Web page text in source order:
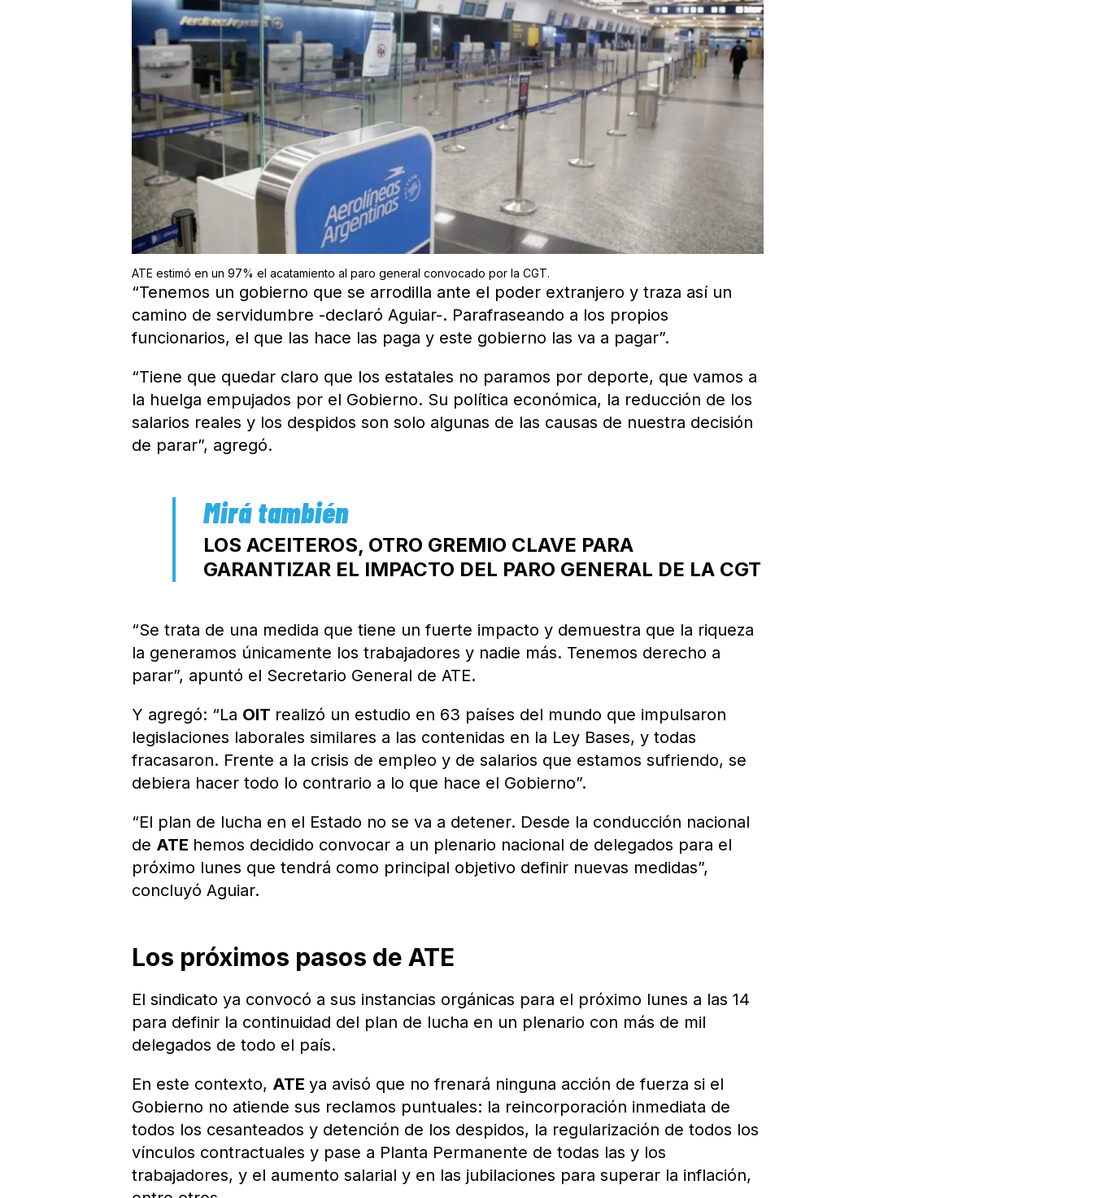
ATE estimó en un 97% el acatamiento al paro general convocado por la CGT.
“Tenemos un gobierno que se arrodilla ante el poder extranjero y traza así un
camino de servidumbre -declaró Aguiar-. Parafraseando a los propios
funcionarios, el que las hace las paga y este gobierno las va a pagar”.
“Tiene que quedar claro que los estatales no paramos por deporte, que vamos a
la huelga empujados por el Gobierno. Su política económica, la reducción de los
salarios reales y los despidos son solo algunas de las causas de nuestra decisión
de parar”, agregó.
LOS ACEITEROS, OTRO GREMIO CLAVE PARA
GARANTIZAR EL IMPACTO DEL PARO GENERAL DE LA CGT
“Se trata de una medida que tiene un fuerte impacto y demuestra que la riqueza
la generamos únicamente los trabajadores y nadie más. Tenemos derecho a
parar”, apuntó el Secretario General de ATE.
Y agregó: “La OIT realizó un estudio en 63 países del mundo que impulsaron
legislaciones laborales similares a las contenidas en la Ley Bases, y todas
fracasaron. Frente a la crisis de empleo y de salarios que estamos sufriendo, se
debiera hacer todo lo contrario a lo que hace el Gobierno”.
“El plan de lucha en el Estado no se va a detener. Desde la conducción nacional
de ATE hemos decidido convocar a un plenario nacional de delegados para el
próximo lunes que tendrá como principal objetivo definir nuevas medidas”,
concluyó Aguiar.
Los próximos pasos de ATE
El sindicato ya convocó a sus instancias orgánicas para el próximo lunes a las 14
para definir la continuidad del plan de lucha en un plenario con más de mil
delegados de todo el país.
En este contexto, ATEya avisó que no frenará ninguna acción de fuerza si el
Gobierno no atiende sus reclamos puntuales: la reincorporación inmediata de
todos los cesanteados y detención de los despidos, la regularización de todos los
vínculos contractuales y pase a Planta Permanente de todas las y los
trabajadores, y el aumento salarial y en las jubilaciones para superar la inflación,